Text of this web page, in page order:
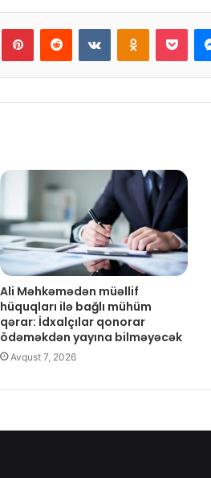
Ali Məhkəmədən müəllif
hüquqları ilə bağlı mühüm
qərar: İdxalçılar qonorar
ödəməkdən yayına bilməyəcək
Avqust 7, 2026